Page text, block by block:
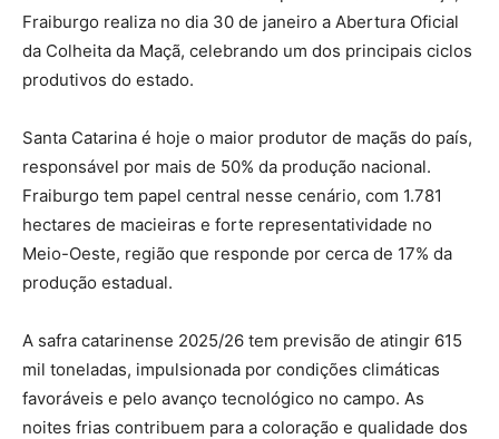
Fraiburgo realiza no dia 30 de janeiro a Abertura Oficial
da Colheita da Maçã, celebrando um dos principais ciclos
produtivos do estado.
Santa Catarina é hoje o maior produtor de maçãs do país,
responsável por mais de 50% da produção nacional.
Fraiburgo tem papel central nesse cenário, com 1.781
hectares de macieiras e forte representatividade no
Meio-Oeste, região que responde por cerca de 17% da
produção estadual.
A safra catarinense 2025/26 tem previsão de atingir 615
mil toneladas, impulsionada por condições climáticas
favoráveis e pelo avanço tecnológico no campo. As
noites frias contribuem para a coloração e qualidade dos